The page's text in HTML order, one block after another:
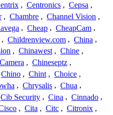
, Centronics , Cepsa ,
, Chambre , Channel Vision ,
, Cheap , CheapCam ,
, Childrenview.com , China ,
, Chinawest , Chine ,
, Chineseptz ,
Chino , Chint , Choice ,
, Chrysalis , Chua ,
Cib Security , Cina , Cinnado ,
, Cita , Citc , Citronix ,